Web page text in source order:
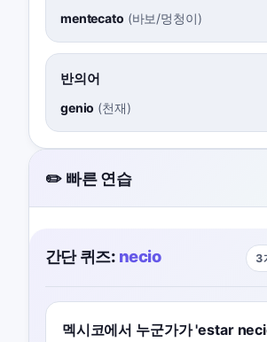
mentecato (바보/멍청이)
반의어
genio (천재)
✏️ 빠른 연습
간단 퀴즈: necio 3
멕시코에서 누군가가 'estar